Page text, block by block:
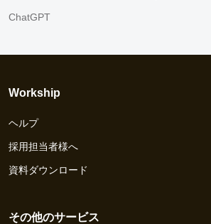
ChatGPT
Workship
ヘルプ
採用担当者様へ
資料ダウンロード
その他のサービス